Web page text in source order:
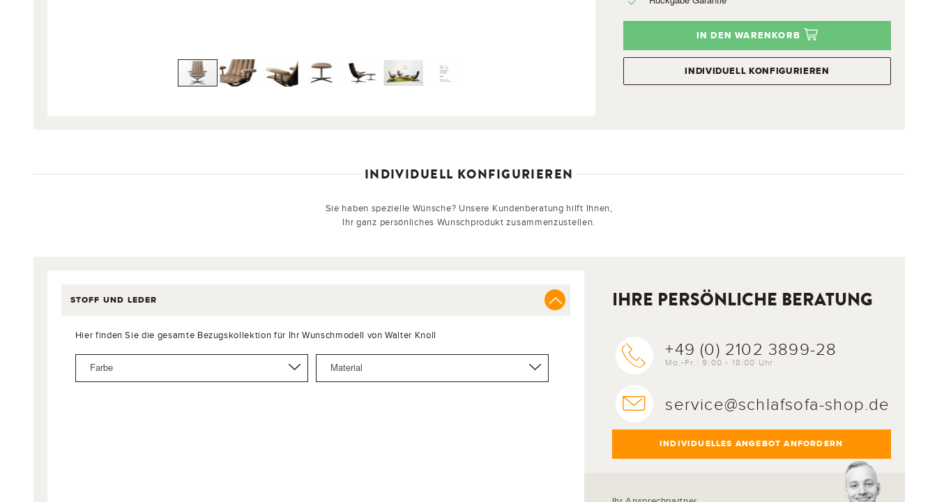
IN DEN WARENKORB
INDIVIDUELL KONFIGURIEREN
INDIVIDUELL KONFIGURIEREN
Sie haben spezielle Wünsche? Unsere Kundenberatung hilft Ihnen,
Ihr ganz persönliches Wunschprodukt zusammenzustellen.
STOFF UND LEDER
Hier finden Sie die gesamte Bezugskollektion für Ihr Wunschmodell von Walter Knoll
Farbe Material
IHRE PERSÖNLICHE BERATUNG
+49 (0) 2102 3899-28
Mo.-Fr.: 9:00 - 18:00 Uhr
service@schlafsofa-shop.de
INDIVIDUELLES ANGEBOT ANFORDERN